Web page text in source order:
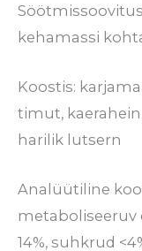
kehamassi
Koostis:
timut,
harilik lutsern
Analüütiline
metaboliseeruv
14%, suhkrud